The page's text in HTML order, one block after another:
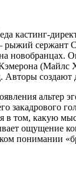
кастинг-
рыжий сержант
новобранцах.
создают
альтер
закадрового
в том, какую
ощущение
понимании